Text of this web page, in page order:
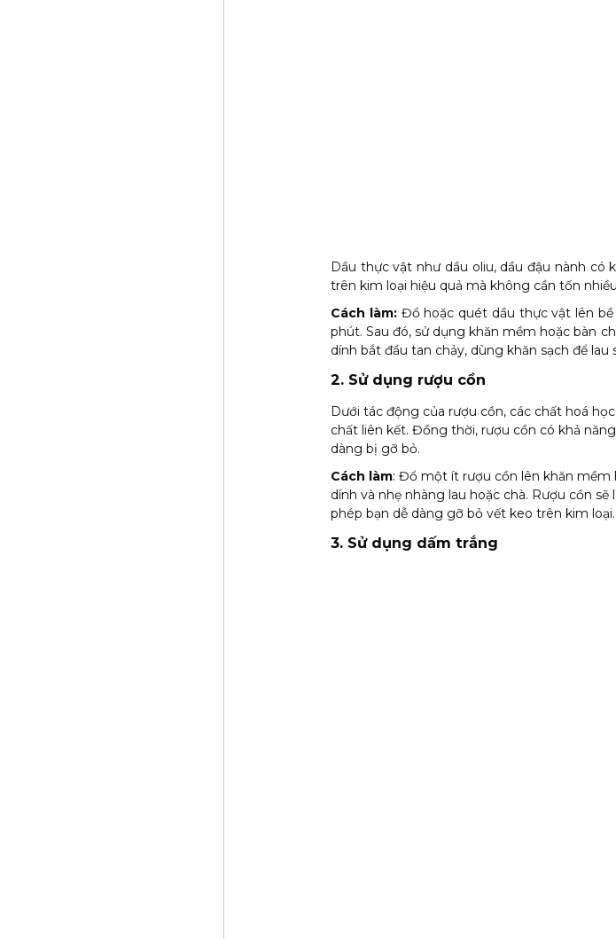
Dầu thực vật như dầu oliu, dầu đậu nành
trên kim loại hiệu quả mà không cần tốn
Cách làm:Đổ hoặc quét dầu thực vật lên
phút. Sau đó, sử dụng khăn mềm hoặc bàn
dính bắt đầu tan chảy, dùng khăn sạch để lau
2. Sử dụng rượu cồn
Dưới tác động của rượu cồn, các chất hoá
chất liên kết. Đồng thời, rượu cồn có khả
dàng bị gỡ bỏ.
Cách làm: Đổ một ít rượu cồn lên khăn mềm
dính và nhẹ nhàng lau hoặc chà. Rượu cồn
phép bạn dễ dàng gỡ bỏ vết keo trên kim loại.
3. Sử dụng dấm trắng